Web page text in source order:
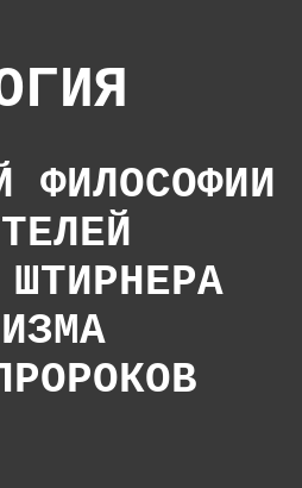
ФИЛОСОФИИ